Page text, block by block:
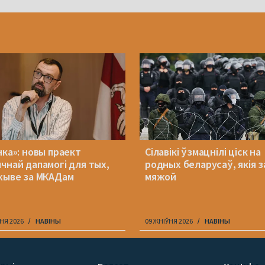
новы праект
дапамогі для тых,
за МКАДам
2026 НАВІНЫ
Сілавікі ўзмацнілі ціск на
родных беларусаў, якія
мяжой
09 ЖНІЎНЯ 2026 НАВІНЫ